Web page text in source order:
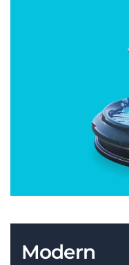
Modern